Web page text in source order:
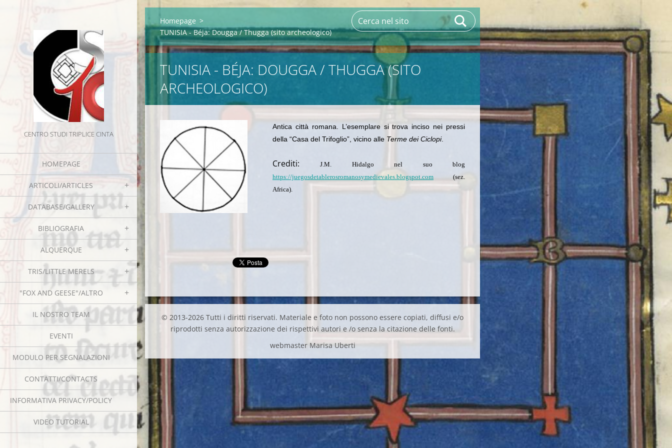
CENTRO STUDI TRIPLICE CINTA
HOMEPAGE
ARTICOLI/ARTICLES
DATABASE/GALLERY
BIBLIOGRAFIA
ALQUERQUE
TRIS/LITTLE MERELS
"FOX AND GEESE"/ALTRO
IL NOSTRO TEAM
EVENTI
MODULO PER SEGNALAZIONI
CONTATTI/CONTACTS
INFORMATIVA PRIVACY/POLICY
VIDEO TUTORIAL
Homepage >
TUNISIA - Béja: Dougga / Thugga (sito archeologico)
TUNISIA - BÉJA: DOUGGA / THUGGA (SITO
ARCHEOLOGICO)
Antica città romana. L’esemplare si trova inciso nei pressi
della “Casa del Trifoglio”, vicino alle Terme dei Ciclopi.
Crediti:J.M. Hidalgo nel suo blog
https://juegosdetablerosromanosymedievales.blogspot.com (sez.
Africa).
© 2013-2026 Tutti i diritti riservati. Materiale e foto non possono essere copiati, diffusi e/o
riprodotti senza autorizzazione dei rispettivi autori e /o senza la citazione delle fonti.
webmaster Marisa Uberti